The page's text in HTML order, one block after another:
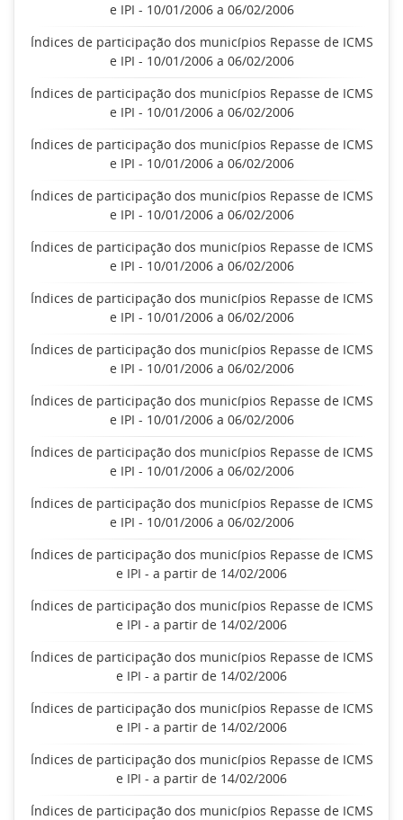
e IPI - 10/01/2006 a 06/02/2006
Índices de participação dos municípios Repasse de ICMS
e IPI - 10/01/2006 a 06/02/2006
Índices de participação dos municípios Repasse de ICMS
e IPI - 10/01/2006 a 06/02/2006
Índices de participação dos municípios Repasse de ICMS
e IPI - 10/01/2006 a 06/02/2006
Índices de participação dos municípios Repasse de ICMS
e IPI - 10/01/2006 a 06/02/2006
Índices de participação dos municípios Repasse de ICMS
e IPI - 10/01/2006 a 06/02/2006
Índices de participação dos municípios Repasse de ICMS
e IPI - 10/01/2006 a 06/02/2006
Índices de participação dos municípios Repasse de ICMS
e IPI - 10/01/2006 a 06/02/2006
Índices de participação dos municípios Repasse de ICMS
e IPI - 10/01/2006 a 06/02/2006
Índices de participação dos municípios Repasse de ICMS
e IPI - 10/01/2006 a 06/02/2006
Índices de participação dos municípios Repasse de ICMS
e IPI - 10/01/2006 a 06/02/2006
Índices de participação dos municípios Repasse de ICMS
e IPI - a partir de 14/02/2006
Índices de participação dos municípios Repasse de ICMS
e IPI - a partir de 14/02/2006
Índices de participação dos municípios Repasse de ICMS
e IPI - a partir de 14/02/2006
Índices de participação dos municípios Repasse de ICMS
e IPI - a partir de 14/02/2006
Índices de participação dos municípios Repasse de ICMS
e IPI - a partir de 14/02/2006
Índices de participação dos municípios Repasse de ICMS